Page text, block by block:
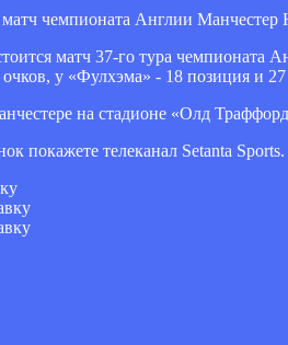
матч 37-го тура
у «Фулхэма» - 18 позиция и 27
на стадионе «Олд
покажете телеканал Setanta Sports.